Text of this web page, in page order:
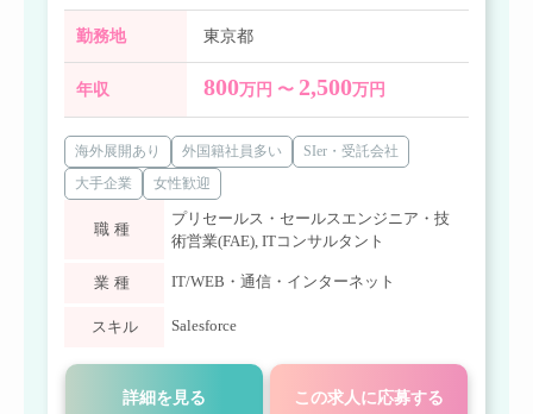
勤務地 東京都
年収 800万円 〜 2,500万円
海外展開あり 外国籍社員多い
SIer・受託会社
大手企業
女性歓迎
職種
プリセールス・セールスエンジニア・技
術営業(FAE), ITコンサルタント
業種 IT/WEB・通信・インターネット
スキル Salesforce
詳細を見る この求人に応募する